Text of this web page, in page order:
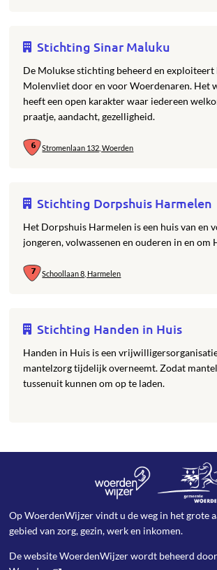
Stichting Sinar Maluku
De Molukse stichting beheerd en
Molenvliet door en voor Woerdenaren. Het
heeft een open karakter waar iedereen
praatje, aandacht, gezelligheid.
Stromenlaan 132, Woerden
Stichting Dorpshuis Harmelen
Het Dorpshuis Harmelen is een huis van en
jongeren, volwassenen en ouderen in en om
Schoollaan 8, Harmelen
Stichting Handen in Huis
Handen in Huis is een
mantelzorg tijdelijk overneemt. Zodat
tussenuit kunnen om op te laden.
Op WoerdenWijzer vindt u de weg in het grote
gebied van zorg, gezin, werk en inkomen.
De website WoerdenWijzer wordt beheerd